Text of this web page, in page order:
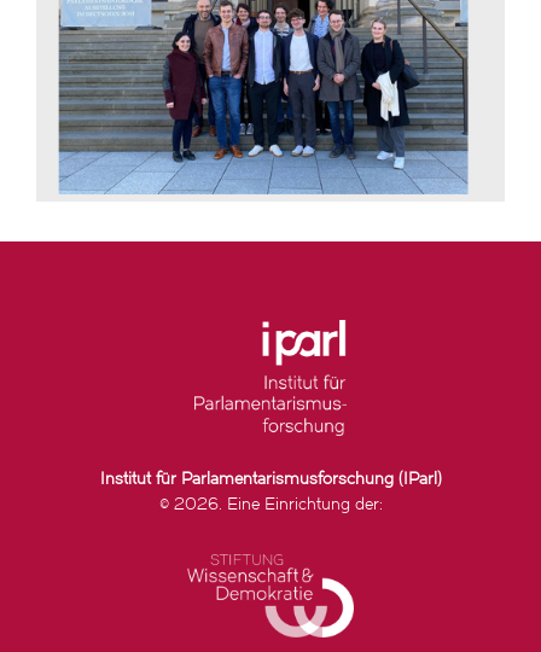
Institut für Parlamentarismusforschung (IParl)
© 2026. Eine Einrichtung der: